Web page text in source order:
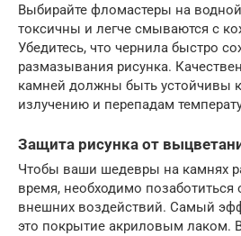
Выбирайте фломастеры на
токсичны и легче смываются с
Убедитесь, что чернила быстро
размазывания рисунка.
камней должны быть устойчивы
излучению и перепадам
Защита рисунка от
Чтобы ваши шедевры на камнях
время, необходимо позаботиться
внешних воздействий. Самый
это покрытие акриловым лаком.